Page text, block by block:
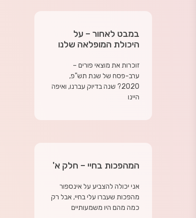
במבט לאחור – על
היכולת המופלאה שלנו
זוכרות את מוצאי פורים –
ערב-פסח של שנת תש"פ,
2020? שנה בדיוק עברנו, ואיפה
היינו
המהפכות בחיי – חלק א'
אני יכולה להצביע על אינספור
מהפכות שעברו עלי בחיי, אבל רק
כמה מהם היו משמעותיים